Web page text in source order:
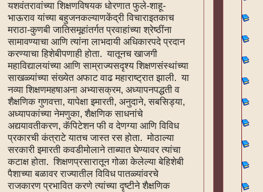
यशवंतरावांच्या शिक्षणविषयक धोरणात फुले-शाहू-
भाऊराव यांच्या बहुजनकल्याणकेंद्री विचाराइतकाच
मराठा-कुणबी जातिसमूहांतर्गत प्रवाहांच्या श्रेष्ठींना
सामावण्याचा आणि त्यांना लाभदायी अधिकारपदे प्रदान
करण्याचा हिशेबीपणाही होता. यातूनच खाजगी
महाविद्यालयांच्या आणि साम्राज्यसदृश्य शिक्षणसंस्थांच्या
साखळ्यांच्या संख्येत अफाट वाढ महाराष्ट्रात झाली. या
नव्या शिक्षणमहषाअना अभ्यासक्रम, अध्यापनपद्धती व
शैक्षणिक गुणवत्ता, यापेक्षा इमारती, अनुदाने, सबसिड्या,
अध्यापकांच्या नेमणुका, शैक्षणिक साधनांचे
अद्ययावतीकरण, कॅपिटेशन फी व देणग्या आणि विविध
प्रकारची कंत्राटे यातच जास्त रस होता. मोठाल्या
सरकारी इमारती कवडीमोलाने ताब्यात घेण्यावर त्यांचा
कटाक्ष होता. शिक्षणप्रसारातून गोळा केलेल्या बेहिशेबी
पैशाच्या बळावर राज्यातील विविध पातळ्यांवरचे
राजकारण प्रभावित करणे त्यांच्या दृष्टीने शैक्षणिक